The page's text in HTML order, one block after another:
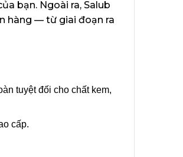
bạn. Ngoài ra, Salub
hàng — từ giai đoạn ra
tuyệt đối cho chất kem,
cấp.